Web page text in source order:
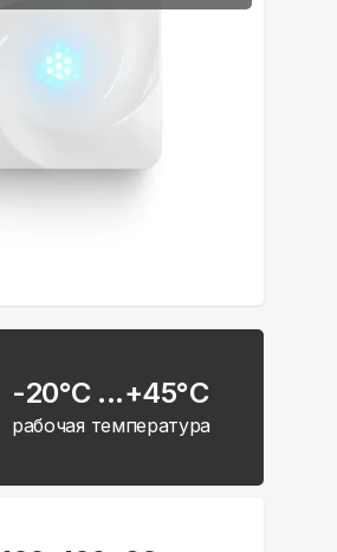
-20°С ...+45°С
рабочая температура